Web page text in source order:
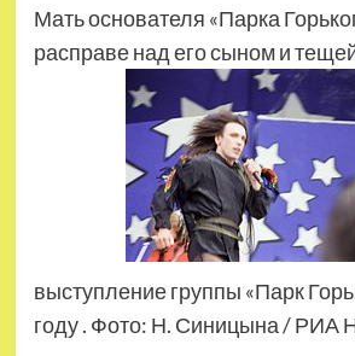
Мать основателя «Парка
расправе над его сыном и
выступление группы «Парк
году . Фото: Н. Синицына / РИА